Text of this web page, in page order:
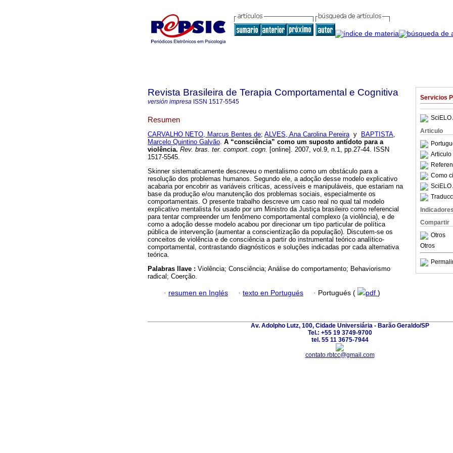
Servicios
SciELO
Articulo
Articulo
Como
SciELO
Compartir
Otros
Otros
Revista Brasileira de Terapia Comportamental e Cognitiva
versión impresa ISSN 1517-5545
Resumen
CARVALHO NETO, Marcus Bentes de; ALVES, Ana Carolina Pereiray
BAPTISTA,
Marcelo Quintino Galvão. A “consciência” como um suposto antídoto para a
violência. Rev. bras. ter. comport. cogn. [online]. 2007, vol.9, n.1, pp.27-44. ISSN
1517-5545.
Skinner sistematicamente descreveu o mentalismo como um obstáculo para a
resolução dos problemas humanos. Segundo ele, a adoção desse modelo explicativo
acabaria por encobrir as variáveis críticas, acessíveis e manipuláveis, que estariam na
base da produção e/ou manutenção dos problemas sociais, especialmente os
comportamentais. O presente trabalho descreve um caso real no qual tal modelo
explicativo mentalista foi usado por um Ministro da Justiça brasileiro como referencial
para tentar compreender um fenômeno comportamental complexo (a violência), e de
como a adoção desse modelo acabou por direcionar um tipo particular de política
pública de intervenção (aumentar a conscientização da população). Discutem-se os
conceitos de violência e de consciência a partir do instrumental teórico analítico-
comportamental, contrastando diagnósticos e soluções indicadas por cada alternativa
teórica.
Palabras llave : Violência; Consciência; Análise do comportamento; Behaviorismo
radical; Coerção.
· resumen en Inglés · texto en Portugués · Portugués ( pdf )
Av. Adolpho Lutz, 100, Cidade Universiária - Barão Geraldo/SP
Tel.: +55 19 3749-9700
tel. 55 11 3675-7944
contato.rbtcc@gmail.com